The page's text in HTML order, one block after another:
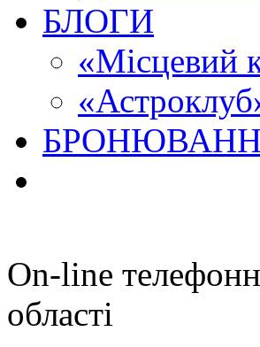
БЛОГИ
«Місцевий
On-line
області